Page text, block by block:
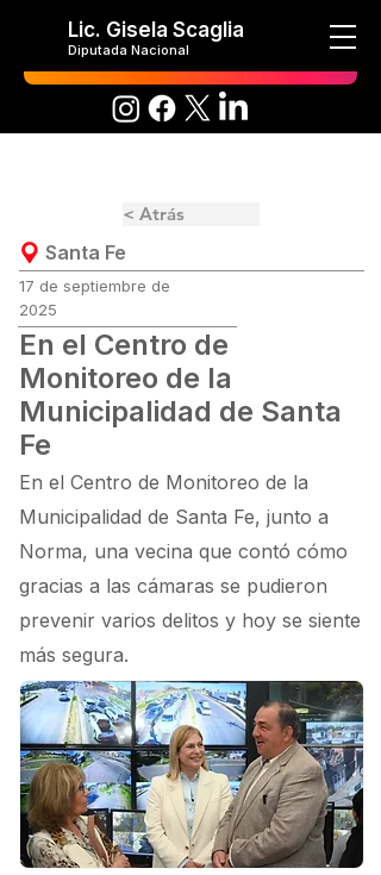
Lic. Gisela Scaglia
Diputada Nacional
< Atrás
Santa Fe
17 de septiembre de
2025
En el Centro de
Monitoreo de la
Municipalidad de Santa
Fe
En el Centro de Monitoreo de la
Municipalidad de Santa Fe, junto a
Norma, una vecina que contó cómo
gracias a las cámaras se pudieron
prevenir varios delitos y hoy se siente
más segura.